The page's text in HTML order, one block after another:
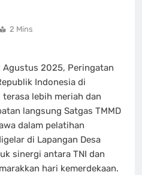
2 Mins
Agustus 2025, Peringatan
Indonesia di
lebih meriah dan
langsung Satgas TMMD
dalam pelatihan
di Lapangan Desa
sinergi antara TNI dan
hari kemerdekaan.